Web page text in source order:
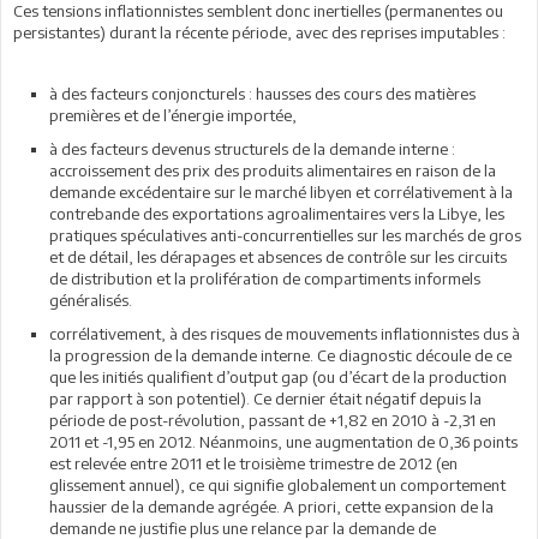
Ces tensions inflationnistes semblent donc inertielles (permanentes ou
persistantes) durant la récente période, avec des reprises imputables :
à des facteurs conjoncturels : hausses des cours des matières
premières et de l’énergie importée,
à des facteurs devenus structurels de la demande interne :
accroissement des prix des produits alimentaires en raison de la
demande excédentaire sur le marché libyen et corrélativement à la
contrebande des exportations agroalimentaires vers la Libye, les
pratiques spéculatives anti-concurrentielles sur les marchés de gros
et de détail, les dérapages et absences de contrôle sur les circuits
de distribution et la prolifération de compartiments informels
généralisés.
corrélativement, à des risques de mouvements inflationnistes dus à
la progression de la demande interne. Ce diagnostic découle de ce
que les initiés qualifient d’output gap (ou d’écart de la production
par rapport à son potentiel). Ce dernier était négatif depuis la
période de post-révolution, passant de +1,82 en 2010 à -2,31 en
2011 et -1,95 en 2012. Néanmoins, une augmentation de 0,36 points
est relevée entre 2011 et le troisième trimestre de 2012 (en
glissement annuel), ce qui signifie globalement un comportement
haussier de la demande agrégée. A priori, cette expansion de la
demande ne justifie plus une relance par la demande de